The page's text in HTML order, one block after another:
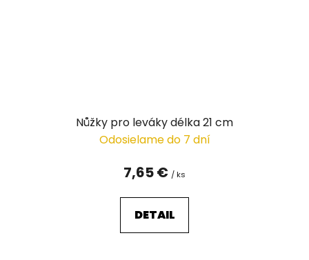
Nůžky pro leváky délka 21 cm
Odosielame do 7 dní
7,65 € / ks
DETAIL